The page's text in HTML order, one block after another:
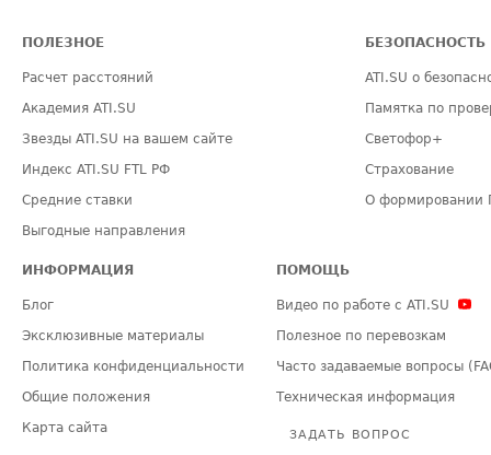
ПОЛЕЗНОЕ
Расчет расстояний
Академия ATI.SU
Звезды ATI.SU на вашем сайте
Индекс ATI.SU FTL РФ
Средние ставки
Выгодные направления
БЕЗОПАСНОСТЬ
ATI.SU о
Памятка по
Светофор+
Страхование
О формировании
ИНФОРМАЦИЯ
Блог
Эксклюзивные материалы
Политика конфиденциальности
Общие положения
Карта сайта
ПОМОЩЬ
Видео по работе с ATI.SU
Полезное по перевозкам
Часто задаваемые вопросы
Техническая информация
ЗАДАТЬ ВОПРОС